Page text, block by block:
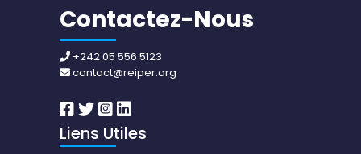
Contactez-Nous
+242 05 556 5123
contact@reiper.org
Liens Utiles